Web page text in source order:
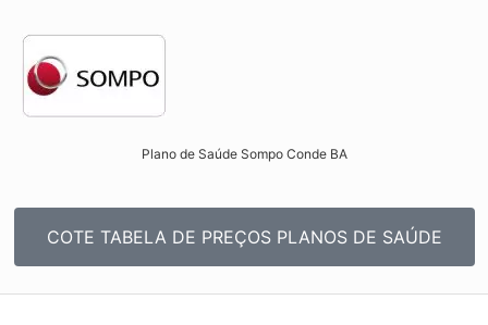
Plano de Saúde Sompo Conde BA​
COTE TABELA DE PREÇOS PLANOS DE SAÚDE